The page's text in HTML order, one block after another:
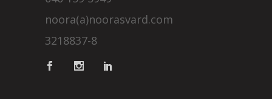
noora(a)noorasvard.com
3218837-8